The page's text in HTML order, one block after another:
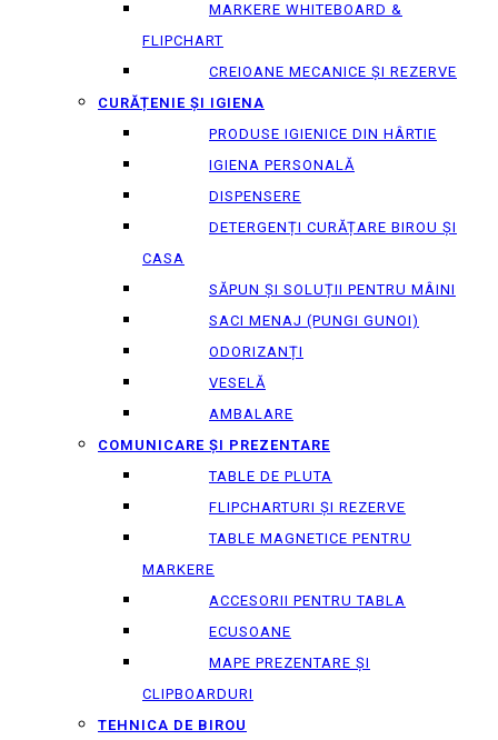
MARKERE WHITEBOARD &
FLIPCHART
CREIOANE MECANICE ȘI REZERVE
CURĂȚENIE ȘI IGIENA
PRODUSE IGIENICE DIN HÂRTIE
IGIENA PERSONALĂ
DISPENSERE
DETERGENȚI CURĂȚARE BIROU ȘI
CASA
SĂPUN ȘI SOLUȚII PENTRU MÂINI
SACI MENAJ (PUNGI GUNOI)
ODORIZANȚI
VESELĂ
AMBALARE
COMUNICARE ȘI PREZENTARE
TABLE DE PLUTA
FLIPCHARTURI ȘI REZERVE
TABLE MAGNETICE PENTRU
MARKERE
ACCESORII PENTRU TABLA
ECUSOANE
MAPE PREZENTARE ȘI
CLIPBOARDURI
TEHNICA DE BIROU